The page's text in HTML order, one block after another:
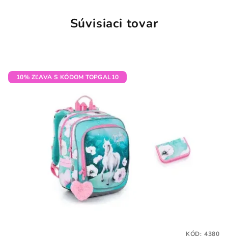
Súvisiaci tovar
10% ZĽAVA S KÓDOM TOPGAL10
KÓD: 4380